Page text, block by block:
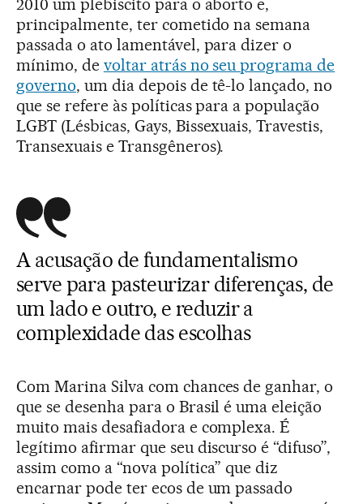
2010 um plebiscito para o aborto e,
principalmente, ter cometido na semana
passada o ato lamentável, para dizer o
mínimo, de voltar atrás no seu programa de
governo, um dia depois de tê-lo lançado, no
que se refere às políticas para a população
LGBT (Lésbicas, Gays, Bissexuais, Travestis,
Transexuais e Transgêneros).
A acusação de fundamentalismo
serve para pasteurizar diferenças, de
um lado e outro, e reduzir a
complexidade das escolhas
Com Marina Silva com chances de ganhar, o
que se desenha para o Brasil é uma eleição
muito mais desafiadora e complexa. É
legítimo afirmar que seu discurso é “difuso”,
assim como a “nova política” que diz
encarnar pode ter ecos de um passado